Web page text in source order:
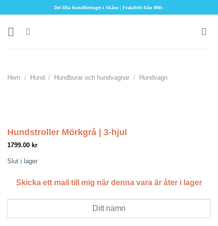
content
Det lilla hundföretaget i Skåne | Fraktfritt från 800:-
Hem / Hund / Hundburar och hundvagnar / Hundvagn
Hundstroller Mörkgrå | 3-hjul
1799.00 kr
Slut i lager
Skicka ett mail till mig när denna vara är åter i lager